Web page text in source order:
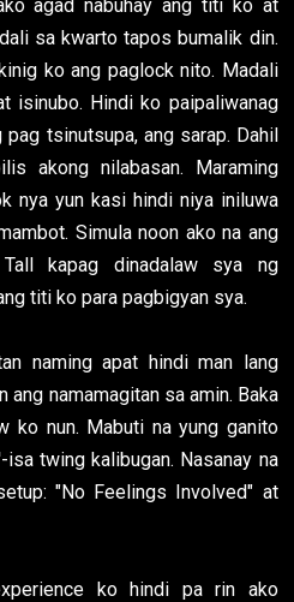
agad nabuhay ang titi ko at
sa kwarto tapos bumalik din.
ko ang paglock nito. Madali
isinubo. Hindi ko paipaliwanag
tsinutsupa, ang sarap. Dahil
akong nilabasan. Maraming
nya yun kasi hindi niya iniluwa
Simula noon ako na ang
kapag dinadalaw sya ng
titi ko para pagbigyan sya.
naming apat hindi man lang
ang namamagitan sa amin. Baka
ko nun. Mabuti na yung ganito
twing kalibugan. Nasanay na
"No Feelings Involved" at
ko hindi pa rin ako